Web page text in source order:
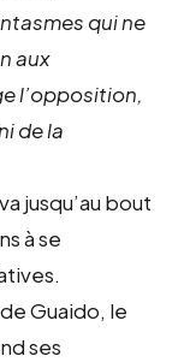
qui ne
aux
l’opposition,
de la
jusqu’au bout
à se
Guaido, le
ses